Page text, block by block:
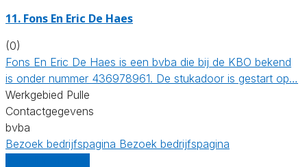
11. Fons En Eric De Haes
(0)
Fons En Eric De Haes is een bvba die bij de KBO bekend
is onder nummer 436978961. De stukadoor is gestart op…
Werkgebied Pulle
Contactgegevens
bvba
Bezoek bedrijfspagina Bezoek bedrijfspagina